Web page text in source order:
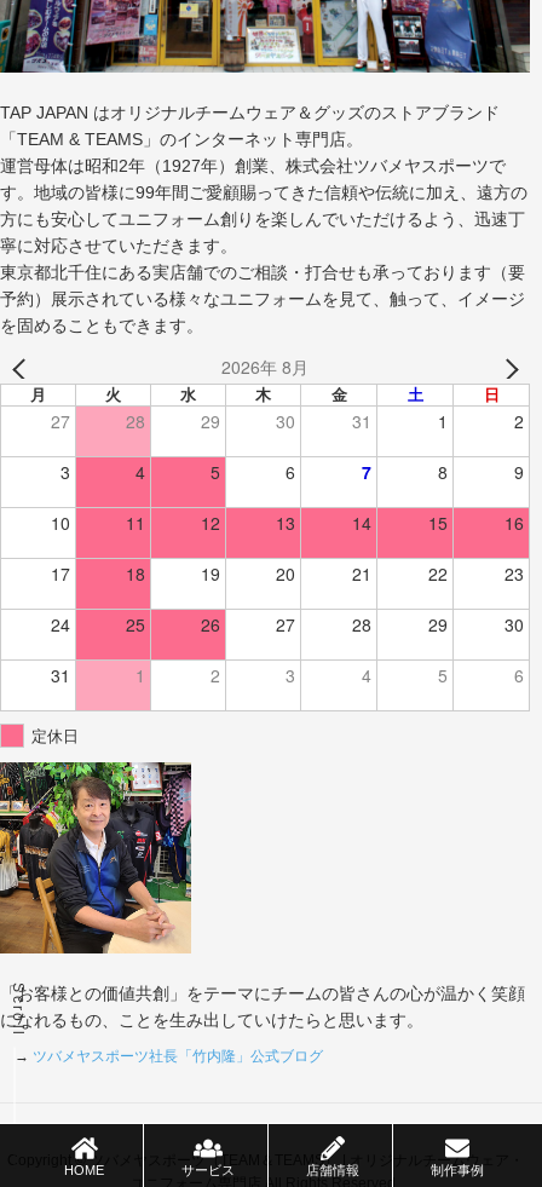
Scroll
HOME サービス 店舗情報 制作事例
TAP JAPAN はオリジナルチームウェア＆グッズのストアブランド
「TEAM & TEAMS」のインターネット専門店。
運営母体は昭和2年（1927年）創業、株式会社ツバメヤスポーツで
す。地域の皆様に99年間ご愛顧賜ってきた信頼や伝統に加え、遠方の
方にも安心してユニフォーム創りを楽しんでいただけるよう、迅速丁
寧に対応させていただきます。
東京都北千住にある実店舗でのご相談・打合せも承っております（要
予約）展示されている様々なユニフォームを見て、触って、イメージ
を固めることもできます。
2026年 8月
月 火 水 木 金 土 日
27 28 29 30 31 1 2
3 4 5 6 7 8 9
10 11 12 13 14 15 16
17 18 19 20 21 22 23
24 25 26 27 28 29 30
31 1 2 3 4 5 6
定休日
「お客様との価値共創」をテーマにチームの皆さんの心が温かく笑顔
になれるもの、ことを生み出していけたらと思います。
→ ツバメヤスポーツ社長「竹内隆」公式ブログ
Copyright © ツバメヤスポーツ（TEAM＆TEAMS） | オリジナルチームウェア・